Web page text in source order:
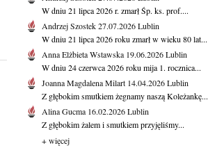
W dniu 21 lipca 2026 r. zmarł Śp. ks. prof....
Andrzej Szostek27.07.2026Lublin
W dniu 21 lipca 2026 roku zmarł w wieku 80 lat...
Anna Elżbieta Wstawska 19.06.2026Lublin
W dniu 24 czerwca 2026 roku mija 1. rocznica...
Joanna Magdalena Milart 14.04.2026Lublin
Z głębokim smutkiem żegnamy naszą Koleżankę...
Alina Gucma 16.02.2026Lublin
Z głębokim żalem i smutkiem przyjęliśmy...
+ więcej